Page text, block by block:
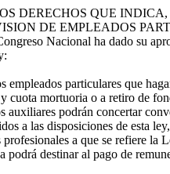
DERECHOS QUE
DE EMPLEADOS
Nacional ha dado su
particulares que
cuota mortuoria o a retiro de
podrán concertar
a las disposiciones de esta ley,
profesionales a que se refiere la
destinar al pago de